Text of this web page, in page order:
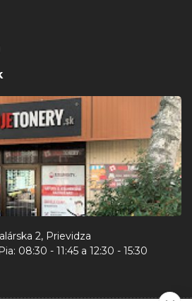
2, Prievidza
08:30 - 11:45 a 12:30 - 15:30